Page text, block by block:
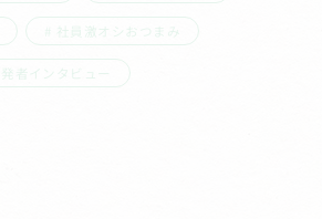
社員激オシおつまみ
者インタビュー